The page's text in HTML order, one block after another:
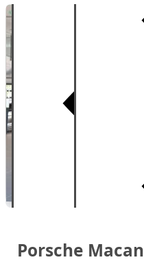
Porsche Macan